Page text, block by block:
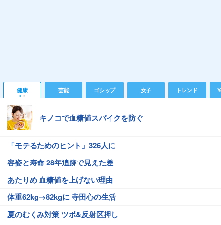
健康 芸能 ゴシップ 女子 トレンド
キノコで血糖値スパイクを防ぐ
「モテるためのヒント」326人に
容姿と寿命 28年追跡で見えた差
あたりめ 血糖値を上げない理由
体重62kg→82kgに 寺田心の生活
夏のむくみ対策 ツボ&反射区押し